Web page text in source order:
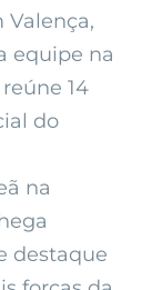
Valença,
equipe na
14
do
na
destaque